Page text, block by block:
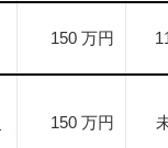
150 万円
150 万円